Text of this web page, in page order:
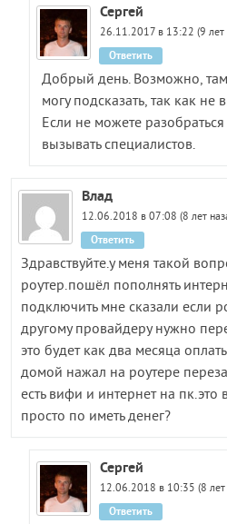
Сергей
26.11.2017 в 13:22 (9 лет
Добрый день. Возможно,
могу подсказать, так как не
Если не можете
вызывать специалистов.
Ответить
Влад
12.06.2018 в 07:08 (8 лет
Здравствуйте.у меня такой
роутер.пошёл пополнять
подключить мне сказали если
другому провайдеру нужно
это будет как два месяца
домой нажал на роутере
есть вифи и интернет на пк.это
просто по иметь денег?
Ответить
Сергей
12.06.2018 в 10:35 (8 лет
Ответить